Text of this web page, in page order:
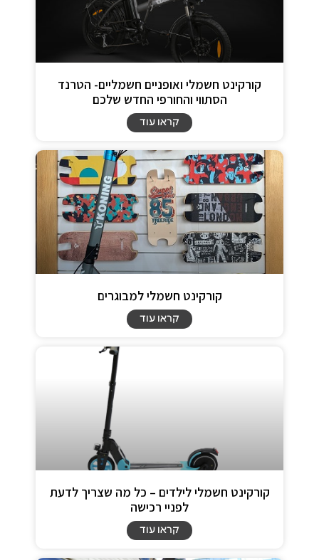
קורקינט חשמלי ואופניים חשמליים- הטרנד
הסתווי והחורפי החדש שלכם
קראו עוד
קורקינט חשמלי למבוגרים
קראו עוד
קורקינט חשמלי לילדים – כל מה שצריך לדעת
לפניי רכישה
קראו עוד